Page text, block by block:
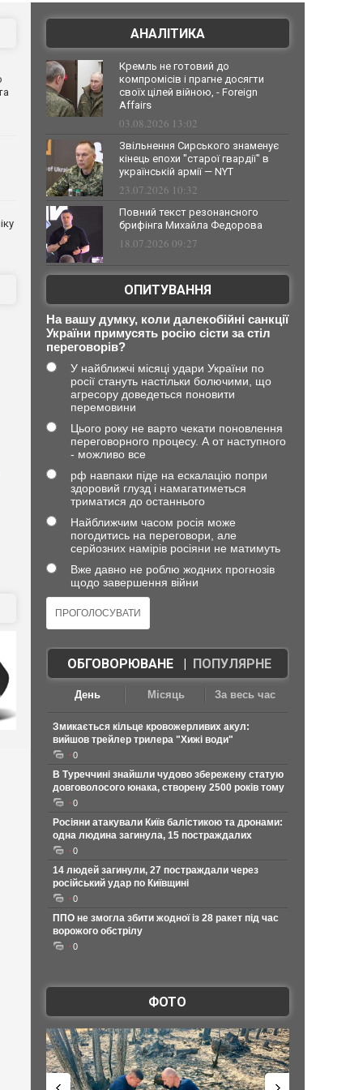
АНАЛІТИКА
Кремль не готовий до
компромісів і прагне досягти
своїх цілей війною, - Foreign
Affairs
03.08.2026 13:02
Звільнення Сирського знаменує
кінець епохи "старої гвардії" в
українській армії — NYT
23.07.2026 10:32
Повний текст резонансного
брифінга Михайла Федорова
18.07.2026 09:27
ОПИТУВАННЯ
На вашу думку, коли далекобійні санкції
України примусять росію сісти за стіл
переговорів?
У найближчі місяці удари України по
росії стануть настільки болючими, що
агресору доведеться поновити
перемовини
Цього року не варто чекати поновлення
переговорного процесу. А от наступного
- можливо все
рф навпаки піде на ескалацію попри
здоровий глузд і намагатиметься
триматися до останнього
Найближчим часом росія може
погодитись на переговори, але
серйозних намірів росіяни не матимуть
Вже давно не роблю жодних прогнозів
щодо завершення війни
ОБГОВОРЮВАНЕ| ПОПУЛЯРНЕ
День Місяць За весь час
Змикається кільце кровожерливих акул:
вийшов трейлер трилера "Хижі води"
0
В Туреччині знайшли чудово збережену статую
довговолосого юнака, створену 2500 років тому
0
Росіяни атакували Київ балістикою та дронами:
одна людина загинула, 15 постраждалих
0
14 людей загинули, 27 постраждали через
російський удар по Київщині
0
ППО не змогла збити жодної із 28 ракет під час
ворожого обстрілу
0
ФОТО